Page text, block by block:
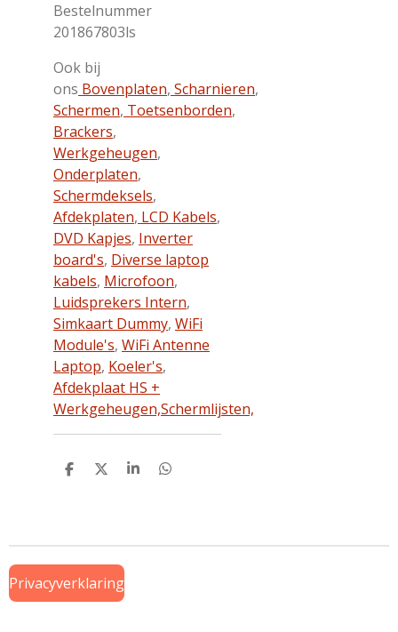
Bestelnummer
201867803ls
Ook bij
ons Bovenplaten, Scharnieren,
Schermen, Toetsenborden,
Brackers,
Werkgeheugen,
Onderplaten,
Schermdeksels,
Afdekplaten, LCD Kabels,
DVD Kapjes, Inverter
board's, Diverse laptop
kabels, Microfoon,
Luidsprekers Intern,
Simkaart Dummy, WiFi
Module's, WiFi Antenne
Laptop, Koeler's,
Afdekplaat HS +
Werkgeheugen,Schermlijsten,
D
D
S
D
Privacyverklaring